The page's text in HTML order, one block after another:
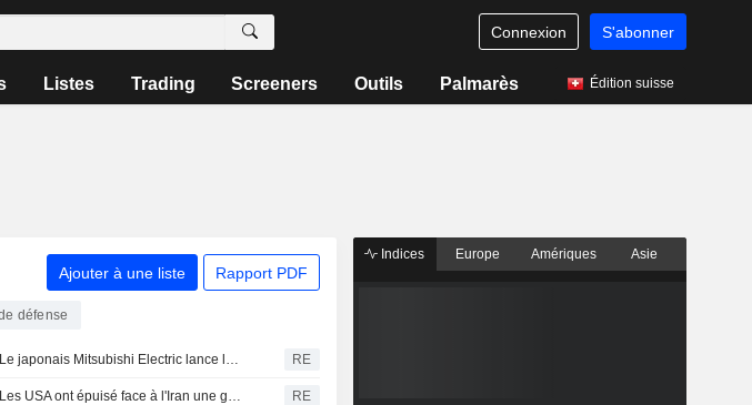
Connexion S'abonner
Listes Trading Screeners Outils Palmarès Édition suisse
Ajouter à une liste Rapport PDF
défense
Le japonais Mitsubishi Electric lance la phase industrielle du chasseur GCAP RE
Les USA ont épuisé face à l'Iran une grande partie de leur réserve de missiles à longue portée-sources RE
Indices Europe Amériques Asie